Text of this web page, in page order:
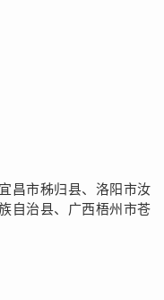
昌市秭归县、洛阳市汝
自治县、广西梧州市苍